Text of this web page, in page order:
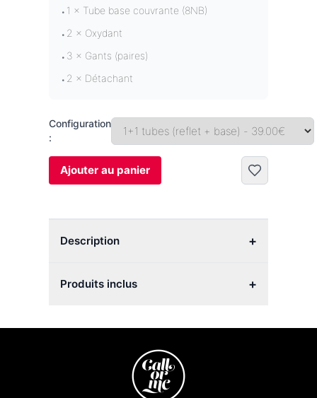
• 1 × Tube base couvrante (8NB)
• 2 × Oxydant
• 3 × Gants (paires)
• 2 × Détachant
Configuration
:
Ajouter au panier
Description +
Produits inclus +